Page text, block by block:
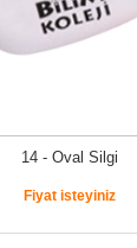
14 - Oval Silgi
Fiyat isteyiniz